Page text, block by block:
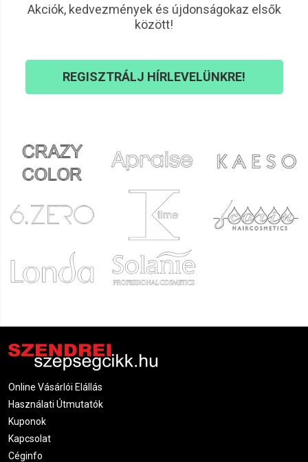
Többször is használható– egy lehúzócsíkkal akár több
Milyen típusú gyantához szükséges
úgynevezett tégelyes vagy roll-on gyantát
használsz. A
filmgyanta, gyantagyöngy és gyantakorong típusok ezzel
fontos a gyanta típusának ismerete vásárlás előtt.
Különféle kiszerelések és anyagok
Előre vágott csíkok– kényelmes, időtakarékos
megoldás
Klasszikus papír és textil erősségű anyagok
válaszd az igényeidhez legjobban illőt
Profi eredmény otthon is
A megfelelő gyantapapír használatával a szőrtelenítés
gyors, alapos és bőrbarát lehet – akár otthon végzed, akár
vendégekkel dolgozol. Válaszd a prémium minőséget, hogy
Akciók, kedvezmények és újdonságokaz elsők
között!
REGISZTRÁLJ HÍRLEVELÜNKRE!
Online Vásárlói Elállás
Használati Útmutatók
Kuponok
Kapcsolat
Céginfo